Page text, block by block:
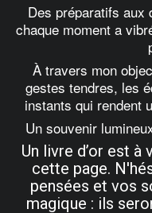
Des préparatifs aux
chaque moment a
À travers mon
gestes tendres, les
instants qui rendent
Un souvenir
Un livre d’or est
cette page.
pensées et vos
magique : ils